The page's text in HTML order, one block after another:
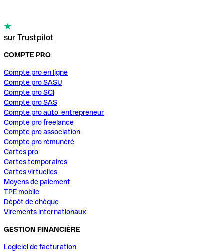
sur Trustpilot
COMPTE PRO
Compte pro en ligne
Compte pro SASU
Compte pro SCI
Compte pro SAS
Compte pro auto-entrepreneur
Compte pro freelance
Compte pro association
Compte pro rémunéré
Cartes pro
Cartes temporaires
Cartes virtuelles
Moyens de paiement
TPE mobile
Dépôt de chèque
Virements internationaux
GESTION FINANCIÈRE
Logiciel de facturation